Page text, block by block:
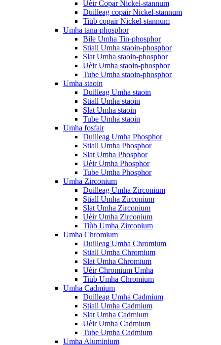
Uèir Copar Nickel-stannum
Duilleag copair Nickel-stannum
Tiùb copair Nickel-stannum
Umha tana-phosphor
Bile Umha Tin-phosphor
Stiall Umha staoin-phosphor
Slat Umha staoin-phosphor
Uèir Umha staoin-phosphor
Tube Umha staoin-phosphor
Umha staoin
Duilleag Umha staoin
Stiall Umha staoin
Slat Umha staoin
Tube Umha staoin
Umha fosfair
Duilleag Umha Phosphor
Stiall Umha Phosphor
Slat Umha Phosphor
Uèir Umha Phosphor
Tube Umha Phosphor
Umha Zirconium
Duilleag Umha Zirconium
Stiall Umha Zirconium
Slat Umha Zirconium
Uèir Umha Zirconium
Tiùb Umha Zirconium
Umha Chromium
Duilleag Umha Chromium
Stiall Umha Chromium
Slat Umha Chromium
Uèir Chromium Umha
Tiùb Umha Chromium
Umha Cadmium
Duilleag Umha Cadmium
Stiall Umha Cadmium
Slat Umha Cadmium
Uèir Umha Cadmium
Tube Umha Cadmium
Umha Aluminium